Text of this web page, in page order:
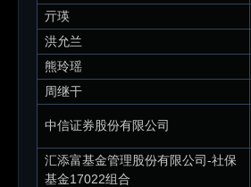
亓瑛
洪允兰
熊玲瑶
周继干
中信证券股份有限公司
汇添富基金管理股份有限公司-社保
基金17022组合